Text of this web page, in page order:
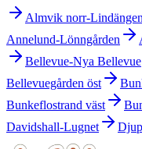
Almvik norr-
Annelund-Lönngården
Bellevue-Nya Bellevue
Bellevuegården öst
Bunkeflostrand väst
Davidshall-Lugnet